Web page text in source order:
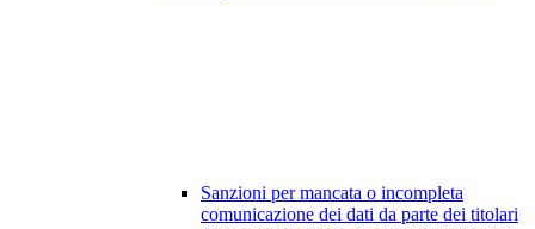
Sanzioni per mancata o incompleta
comunicazione dei dati da parte dei titolari